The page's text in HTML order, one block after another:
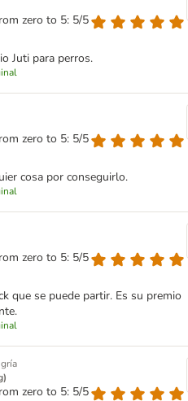
zero to 5: 5/5
Juti para perros.
zero to 5: 5/5
cosa por conseguirlo.
zero to 5: 5/5
que se puede partir. Es su premio
zero to 5: 5/5